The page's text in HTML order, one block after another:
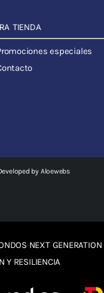
TIENDA
especiales
by Aloewebs
NEXT
Y RESILIENCIA